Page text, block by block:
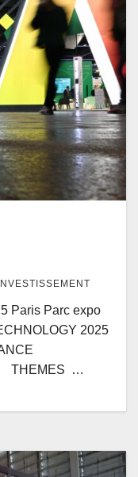
Paris Parc expo
2025
THEMES …